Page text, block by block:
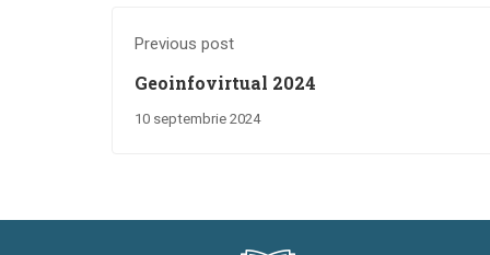
Previous post
Geoinfovirtual 2024
10 septembrie 2024